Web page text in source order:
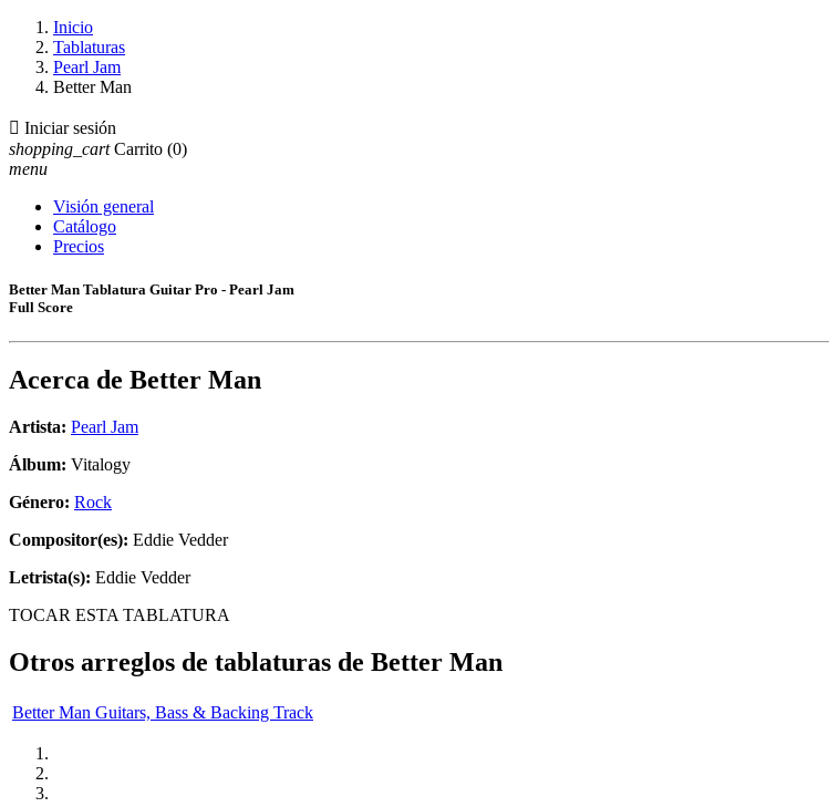
Inicio
Tablaturas
Pearl Jam
Better Man
 Iniciar sesión
shopping_cart Carrito (0)
menu
Visión general
Catálogo
Precios
Better Man Tablatura Guitar Pro - Pearl Jam
Full Score
Acerca de Better Man
Artista: Pearl Jam
Álbum: Vitalogy
Género: Rock
Compositor(es): Eddie Vedder
Letrista(s): Eddie Vedder
TOCAR ESTA TABLATURA
Otros arreglos de tablaturas de Better Man
Better Man Guitars, Bass & Backing Track